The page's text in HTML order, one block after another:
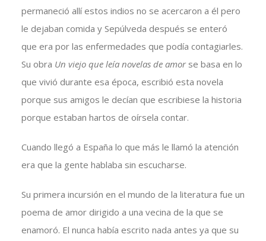
permaneció allí estos indios no se acercaron a él pero
le dejaban comida y Sepúlveda después se enteró
que era por las enfermedades que podía contagiarles.
Su obra Un viejo que leía novelas de amorse basa en lo
que vivió durante esa época, escribió esta novela
porque sus amigos le decían que escribiese la historia
porque estaban hartos de oírsela contar.
Cuando llegó a España lo que más le llamó la atención
era que la gente hablaba sin escucharse.
Su primera incursión en el mundo de la literatura fue un
poema de amor dirigido a una vecina de la que se
enamoró. El nunca había escrito nada antes ya que su